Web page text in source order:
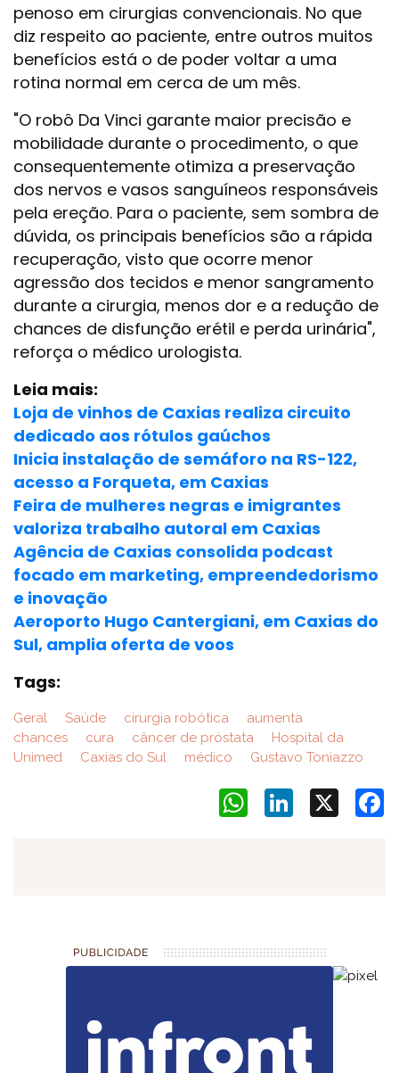
penoso em cirurgias convencionais. No que
diz respeito ao paciente, entre outros muitos
benefícios está o de poder voltar a uma
rotina normal em cerca de um mês.
"O robô Da Vinci garante maior precisão e
mobilidade durante o procedimento, o que
consequentemente otimiza a preservação
dos nervos e vasos sanguíneos responsáveis
pela ereção. Para o paciente, sem sombra de
dúvida, os principais benefícios são a rápida
recuperação, visto que ocorre menor
agressão dos tecidos e menor sangramento
durante a cirurgia, menos dor e a redução de
chances de disfunção erétil e perda urinária",
reforça o médico urologista.
Leia mais:
Loja de vinhos de Caxias realiza circuito
dedicado aos rótulos gaúchos
Inicia instalação de semáforo na RS-122,
acesso a Forqueta, em Caxias
Feira de mulheres negras e imigrantes
valoriza trabalho autoral em Caxias
Agência de Caxias consolida podcast
focado em marketing, empreendedorismo
e inovação
Aeroporto Hugo Cantergiani, em Caxias do
Sul, amplia oferta de voos
Tags:
Geral Saúde cirurgia robótica
aumenta
chances
cura câncer de próstata
Hospital da
Unimed
Caxias do Sul médico Gustavo Toniazzo
LinkedIn
WhatsApp